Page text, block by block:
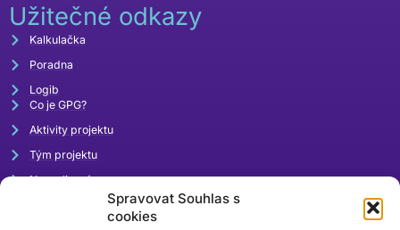
Spravovat Souhlas s
cookies
Užitečné odkazy
Kalkulačka
Poradna
Logib
Co je GPG?
Aktivity projektu
Tým projektu
Napsali o nás